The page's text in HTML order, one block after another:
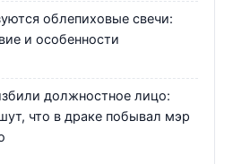
облепиховые свечи:
и особенности
должностное лицо:
что в драке побывал мэр